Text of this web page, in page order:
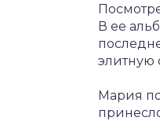
В ее
элитную
Мария